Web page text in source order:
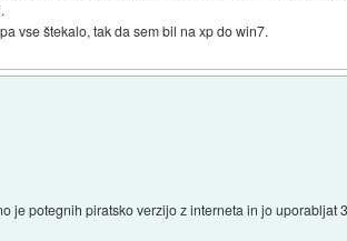
vse štekalo, tak da sem bil na xp do win7.
je potegnih piratsko verzijo z interneta in jo uporabljat